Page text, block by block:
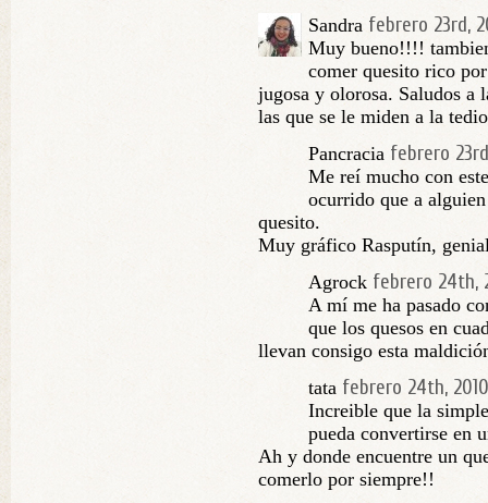
Sandra febrero 23rd,
Muy bueno!!!!
comer quesito rico
jugosa y olorosa. Saludos a
las que se le miden a la
Pancracia febrero
Me reí mucho con
ocurrido que a
quesito.
Muy gráfico Rasputín,
Agrock febrero 24th,
A mí me ha pasado
que los quesos en
llevan consigo esta
tata febrero 24th, 2010
Increible que la
pueda convertirse en
Ah y donde encuentre un
comerlo por siempre!!